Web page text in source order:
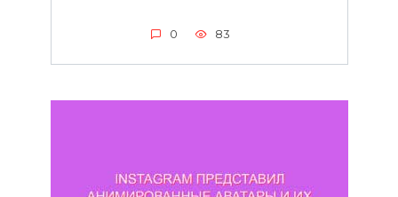
0 83